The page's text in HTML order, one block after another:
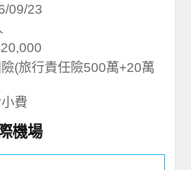
09/23
(旅行責任險500萬+20萬
費
機場